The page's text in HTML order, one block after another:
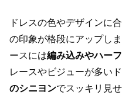
ドレスの色やデザインに
の印象が格段にアップし
ースには編み込みやハー
レースやビジューが多い
のシニヨンでスッキリ見